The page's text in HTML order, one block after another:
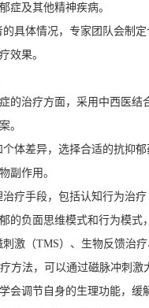
症及其他精神疾病。
具体情况，专家团队会制
效果。
的治疗方面，采用中西医
。
体差异，选择合适的抗抑
副作用。
疗手段，包括认知行为治
的负面思维模式和行为模式
激（TMS）、生物反馈治
方法，可以通过磁脉冲刺
会调节自身的生理功能，